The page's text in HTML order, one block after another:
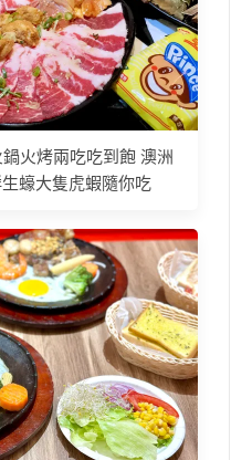
火烤兩吃吃到飽 澳洲
蠔大隻虎蝦隨你吃